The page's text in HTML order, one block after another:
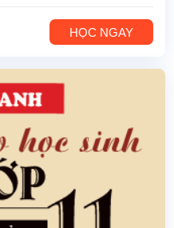
HỌC NGAY